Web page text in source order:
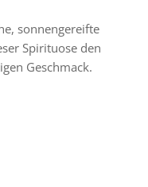
sonnengereifte
Spirituose den
Geschmack.